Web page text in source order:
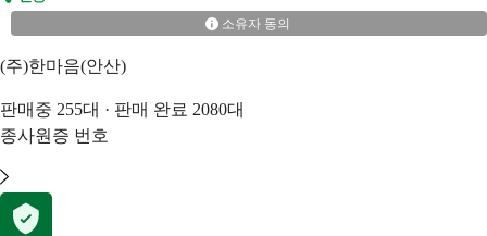
소유자 동의
(주)한마음(안산)
판매중 255대 · 판매 완료 2080대
종사원증 번호